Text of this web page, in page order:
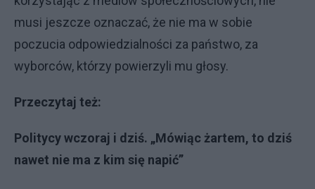
musi jeszcze oznaczać, że nie ma w sobie
poczucia odpowiedzialności za państwo, za
wyborców, którzy powierzyli mu głosy.
Przeczytaj też:
Politycy wczoraj i dziś. „Mówiąc żartem, to dziś
nawet nie ma z kim się napić”